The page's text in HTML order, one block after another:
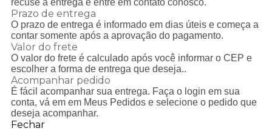
Prazo de entrega
O prazo de entrega é informado em dias úteis e começa a
contar somente após a aprovação do pagamento.
Valor do frete
O valor do frete é calculado após você informar o CEP e
escolher a forma de entrega que deseja..
Acompanhar pedido
É fácil acompanhar sua entrega. Faça o login em sua
conta, vá em em Meus Pedidos e selecione o pedido que
deseja acompanhar.
Fechar